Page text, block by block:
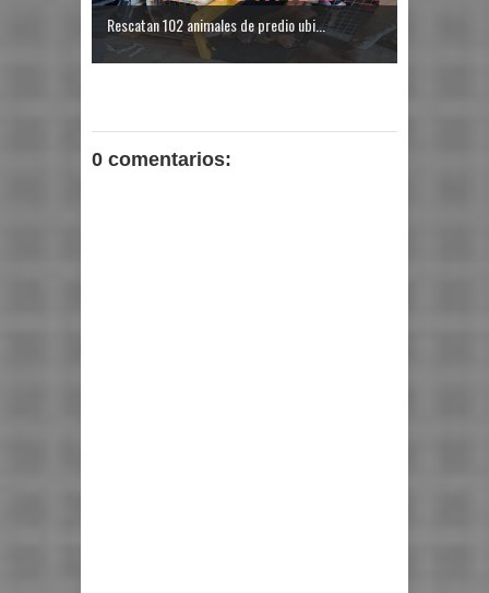
Rescatan 102 animales de predio ubi...
0 comentarios: